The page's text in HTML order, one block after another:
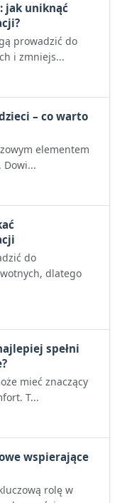
jak uniknąć
prowadzić do
i zmniejs...
– co warto
elementem
do
dlatego
spełni
mieć znaczący
T...
wspierające
rolę w